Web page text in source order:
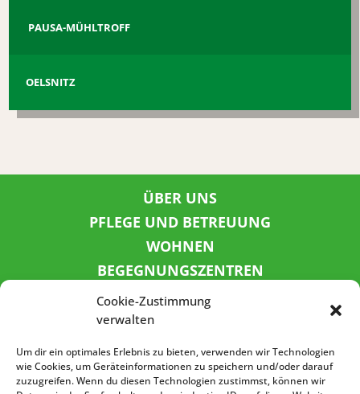
Cookie-Zustimmung
verwalten
Um dir ein optimales Erlebnis zu bieten, verwenden wir Technologien
wie Cookies, um Geräteinformationen zu speichern und/oder darauf
zuzugreifen. Wenn du diesen Technologien zustimmst, können wir
PAUSA-MÜHLTROFF
OELSNITZ
ÜBER UNS
PFLEGE UND BETREUUNG
WOHNEN
BEGEGNUNGSZENTREN
KINDER UND JUGEND
KONTAKT